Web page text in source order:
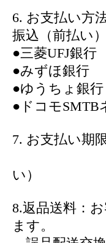
6. お支払い方
振込（前払い）
●三菱UFJ銀行
●みずほ銀行
●ゆうちょ銀行
●ドコモSMTB
7. お支払い期
銀行振込
い）
8.返品送料：
ます。